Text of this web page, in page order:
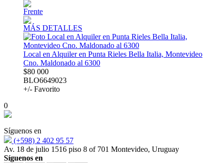
Frente
MÁS DETALLES
Local en Alquiler en Punta Rieles Bella Italia, Montevideo
Cno. Maldonado al 6300
$80 000
BLO6649023
+/- Favorito
0
Síguenos en
(+598) 2 402 95 57
Av. 18 de julio 1516 piso 8 of 701 Montevideo, Uruguay
Síguenos en